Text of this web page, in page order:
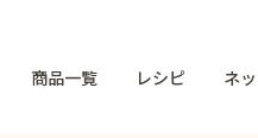
商品一覧 レシピ ネ